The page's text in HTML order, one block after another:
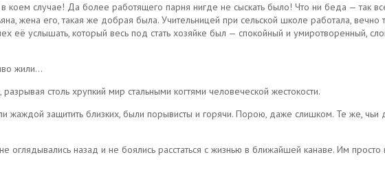
случае! Да более работящего парня нигде не сыскать было! Что ни беда — так
жена его, такая же добрая была. Учительницей при сельской школе работала, вечно
её услышать, который весь под стать хозяйке был — спокойный и умиротворенный,
жили…
столь хрупкий мир стальными когтями человеческой жестокости.
жаждой защитить близких, были порывисты и горячи. Порою, даже слишком. Те же,
назад и не боялись расстаться с жизнью в ближайшей канаве. Им